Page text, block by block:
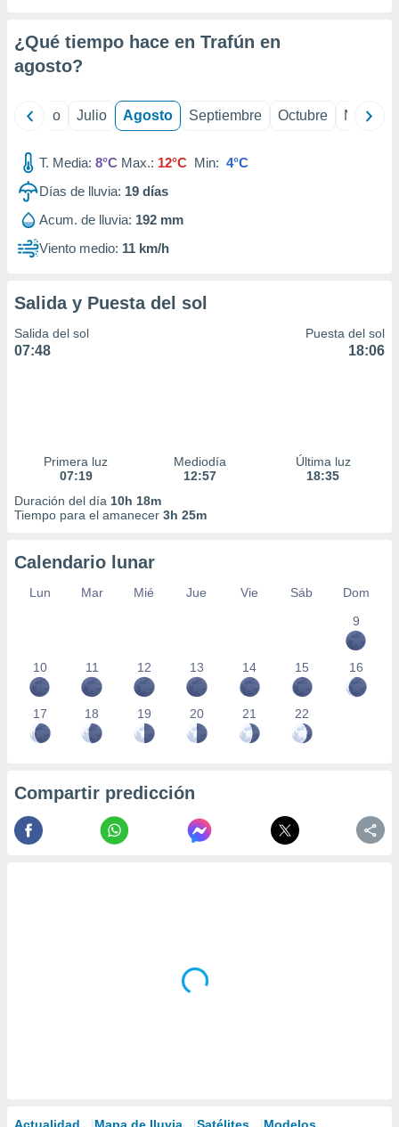
e
mediante
publicidad
publicidad
de
1199
¿Qué tiempo hace en Trafún en
agosto?
Junio Julio Agosto Septiembre Octubre
T. Media: 8°C Max.: 12°C Min: 4°C
Días de lluvia: 19 días
Acum. de lluvia: 192 mm
Viento medio: 11 km/h
Salida y Puesta del sol
Salida del sol
07:48
Puesta del sol
18:06
Primera luz
07:19
Mediodía
12:57
Última luz
18:35
Duración del día 10h 18m
Tiempo para el amanecer 3h 25m
Calendario lunar
Lun Mar Mié Jue Vie Sáb
Dom
9
10 11 12 13 14 15 16
17 18 19 20 21 22
Compartir predicción